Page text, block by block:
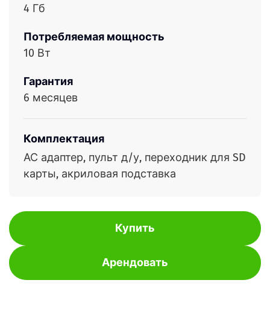
4 Гб
Потребляемая мощность
10 Вт
Гарантия
6 месяцев
Комплектация
АС адаптер, пульт д/у, переходник для SD
карты, акриловая подставка
Купить
Арендовать